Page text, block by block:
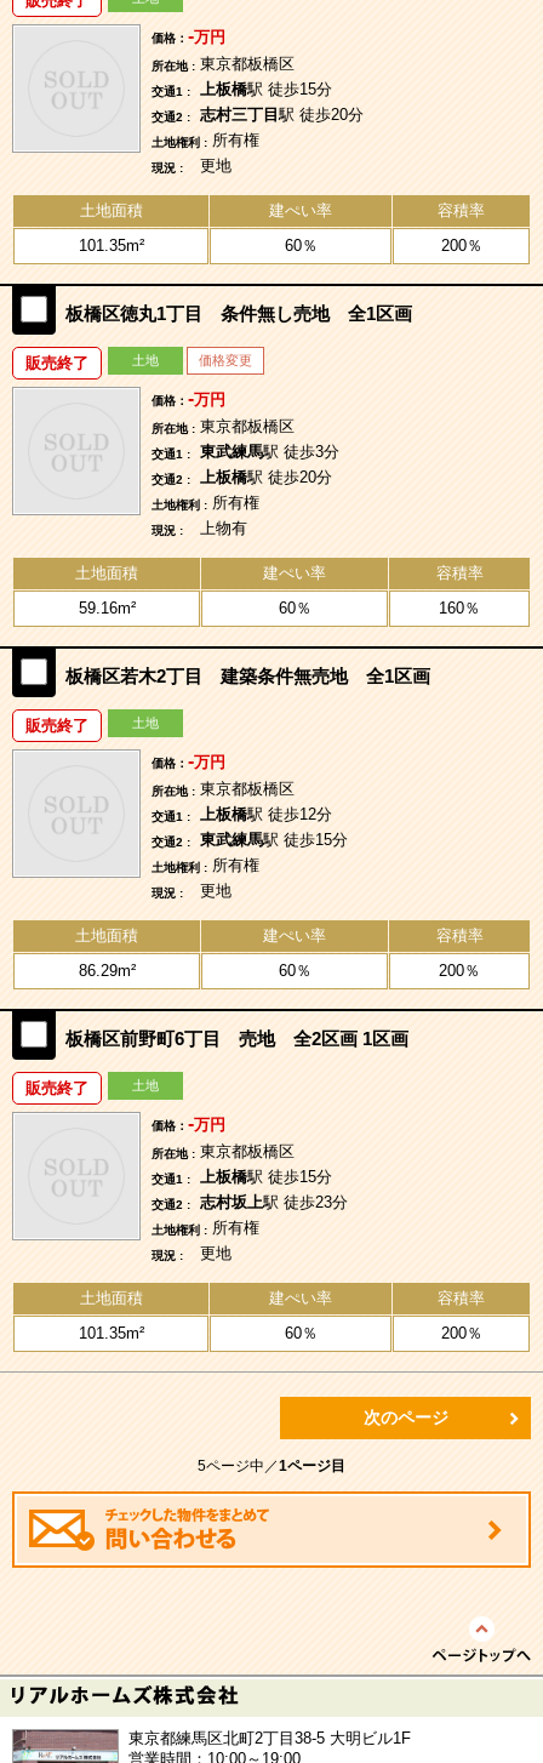
価格： -万円
所在地 : 東京都板橋区
交通1 : 上板橋駅 徒歩15分
交通2 : 志村三丁目駅 徒歩20分
土地権利 : 所有権
現況 : 更地
土地面積 建ぺい率
容積率
101.35m²
60％ 200％
板橋区徳丸1丁目 条件無し売地 全1区画
販売終了 土地 価格変更
価格： -万円
所在地 : 東京都板橋区
交通1 : 東武練馬駅 徒歩3分
交通2 : 上板橋駅 徒歩20分
土地権利 : 所有権
現況 : 上物有
土地面積 建ぺい率
容積率
59.16m²
60％ 160％
板橋区若木2丁目 建築条件無売地 全1区画
販売終了 土地
価格： -万円
所在地 : 東京都板橋区
交通1 : 上板橋駅 徒歩12分
交通2 : 東武練馬駅 徒歩15分
土地権利 : 所有権
現況 : 更地
土地面積 建ぺい率
容積率
86.29m²
60％ 200％
板橋区前野町6丁目 売地 全2区画 1区画
販売終了 土地
価格： -万円
所在地 : 東京都板橋区
交通1 : 上板橋駅 徒歩15分
交通2 : 志村坂上駅 徒歩23分
土地権利 : 所有権
現況 : 更地
土地面積 建ぺい率
容積率
101.35m²
60％ 200％
次のページ
5ページ中／1ページ目
東京都練馬区北町2丁目38-5 大明ビル1F
営業時間：10:00～19:00